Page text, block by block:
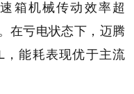
箱机械传动效率超
在亏电状态下，迈腾
，能耗表现优于主流